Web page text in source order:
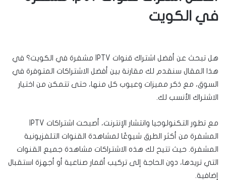
في الكويت
هل تبحث عن أفضل اشتراك قنوات IPTV مشفرة في الكويت؟ في
هذا المقال سنقدم لك مقارنة بين أفضل الاشتراكات المتوفرة في
السوق، مع ذكر مميزات وعيوب كل منها، حتى تتمكن من اختيار
الاشتراك الأنسب لك.
مع تطور التكنولوجيا وانتشار الإنترنت، أصبحت اشتراكات IPTV
المشفرة من أكثر الطرق شيوعًا لمشاهدة القنوات التلفزيونية
المشفرة. حيث تتيح لك هذه الاشتراكات مشاهدة جميع القنوات
التي تريدها، دون الحاجة إلى تركيب أقمار صناعية أو أجهزة استقبال
إضافية.